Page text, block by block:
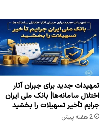
تمهیدات جدید برای جبران آثار
اختلال سامانه‌ها| بانک ملی ایران
جرایم تأخیر تسهیلات را بخشید
2 هفته پیش